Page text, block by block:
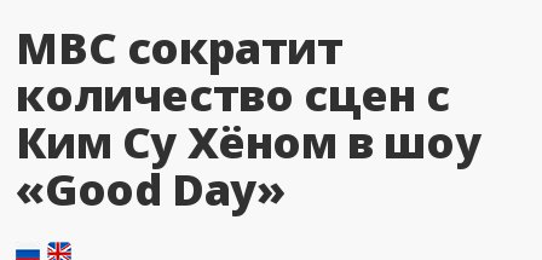
MBC сократит
количество сцен с
Ким Су Хёном в шоу
«Good Day»